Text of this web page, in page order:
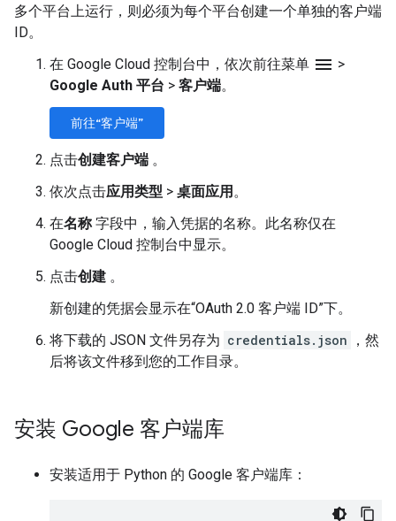
多个平台上运行，则必须为每个平台创建一个单独的客户端
ID。
在 Google Cloud 控制台中，依次前往菜单 menu >
Google Auth 平台 > 客户端。
前往“客户端”
点击创建客户端 。
依次点击应用类型 > 桌面应用 。
在名称字段中，输入凭据的名称。此名称仅在
Google Cloud 控制台中显示。
点击创建 。
新创建的凭据会显示在“OAuth 2.0 客户端 ID”下。
将下载的 JSON 文件另存为 credentials.json
，然
后将该文件移到您的工作目录。
安装 Google 客户端库
安装适用于 Python 的 Google 客户端库：